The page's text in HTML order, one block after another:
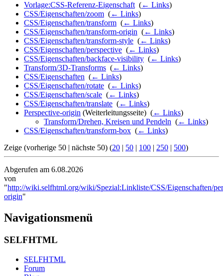
Vorlage:CSS-Referenz-Eigenschaft (← Links)
CSS/Eigenschaften/zoom (← Links)
CSS/Eigenschaften/transform (← Links)
CSS/Eigenschaften/transform-origin (← Links)
CSS/Eigenschaften/transform-style (← Links)
CSS/Eigenschaften/perspective (← Links)
CSS/Eigenschaften/backface-visibility (← Links)
Transform/3D-Transforms (← Links)
CSS/Eigenschaften (← Links)
CSS/Eigenschaften/rotate (← Links)
CSS/Eigenschaften/scale (← Links)
CSS/Eigenschaften/translate (← Links)
Perspective-origin (Weiterleitungsseite) ‎ (← Links)
Transform/Drehen, Kreisen und Pendeln (← Links)
CSS/Eigenschaften/transform-box (← Links)
Zeige (vorherige 50 | nächste 50) (20 | 50 | 100 | 250 | 500)
Abgerufen am 6.08.2026
von
"http://wiki.selfhtml.org/wiki/Spezial:Linkliste/CSS/Eigenschaften/
origin"
Navigationsmenü
SELFHTML
SELFHTML
Forum